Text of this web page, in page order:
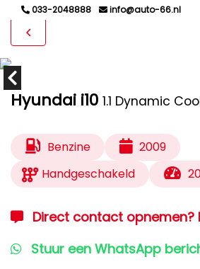
033-2048888
info@auto-66.nl
Hyundai i10 1.1 Dynamic
Benzine
2009
Handgeschakeld
Direct contact opnemen?
Stuur een WhatsApp